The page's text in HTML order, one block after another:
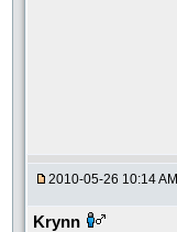
2010-05-26 10:14 AM
Krynn